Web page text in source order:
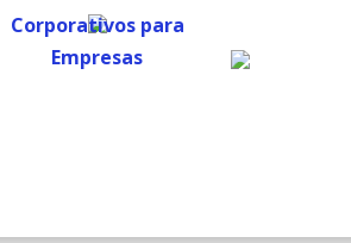
Corporativos para
Empresas